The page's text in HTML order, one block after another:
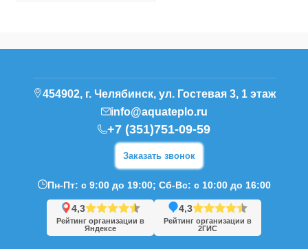
454902, г. Челябинск, ул. Гостевая 3, 1 этаж
info@aquateplo.ru
+7 (351)751-09-59
Заказать звонок
Пн-Пт: с 9:00 до 19:00; Сб-Вс: с 10:00 до 16:00
4,3
Рейтинг организации в
Яндексе
4,3
Рейтинг организации в
2ГИС